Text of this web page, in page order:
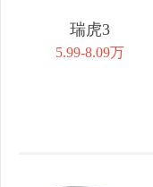
瑞虎3
5.99-8.09万